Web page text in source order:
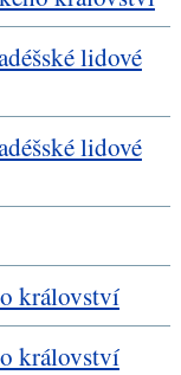
lidové
lidové
království
království